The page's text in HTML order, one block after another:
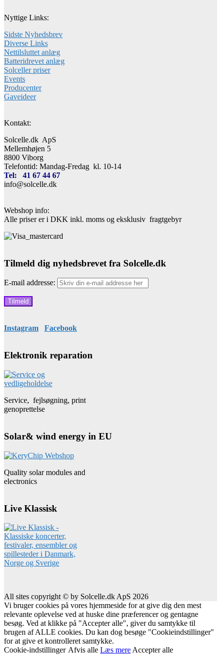
Nyttige Links:
Sidste Nyhedsbrev
Diverse Links
Nettilsluttet anlæg
Batteridrevet anlæg
Solceller priser
Events
Producenter
Gaveideer
Kontakt:
Solcelle.dk ApS
Mellemhøjen 5
8800 Viborg
Telefontid: Mandag-Fredag kl. 10-14
Tel: 41 67 44 67
info@solcelle.dk
Webshop info:
Alle priser er i DKK inkl. moms og eksklusiv fragtgebyr
Tilmeld dig nyhedsbrevet fra Solcelle.dk
E-mail addresse:
Instagram Facebook
Elektronik reparation
Service, fejlsøgning, print
genoprettelse
Solar& wind energy in EU
Quality solar modules and
electronics
Live Klassisk
All sites copyright © by Solcelle.dk ApS 2026
Vi bruger cookies på vores hjemmeside for at give dig den mest
relevante oplevelse ved at huske dine præferencer og gentagne
besøg. Ved at klikke på "Accepter alle", giver du samtykke til
brugen af ALLE cookies. Du kan dog besøge "Cookieindstillinger"
for at give et kontrolleret samtykke.
Cookie-indstillinger Afvis alle Læs mereAccepter alle